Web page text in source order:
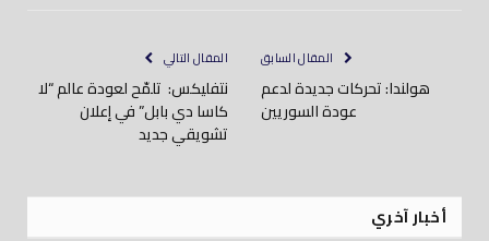
المقال السابق
هولندا: تحركات جديدة لدعم
عودة السوريين
المقال التالي
نتفليكس: تلمّح لعودة عالم “لا
كاسا دي بابل” في إعلان
تشويقي جديد
أخبار آخري